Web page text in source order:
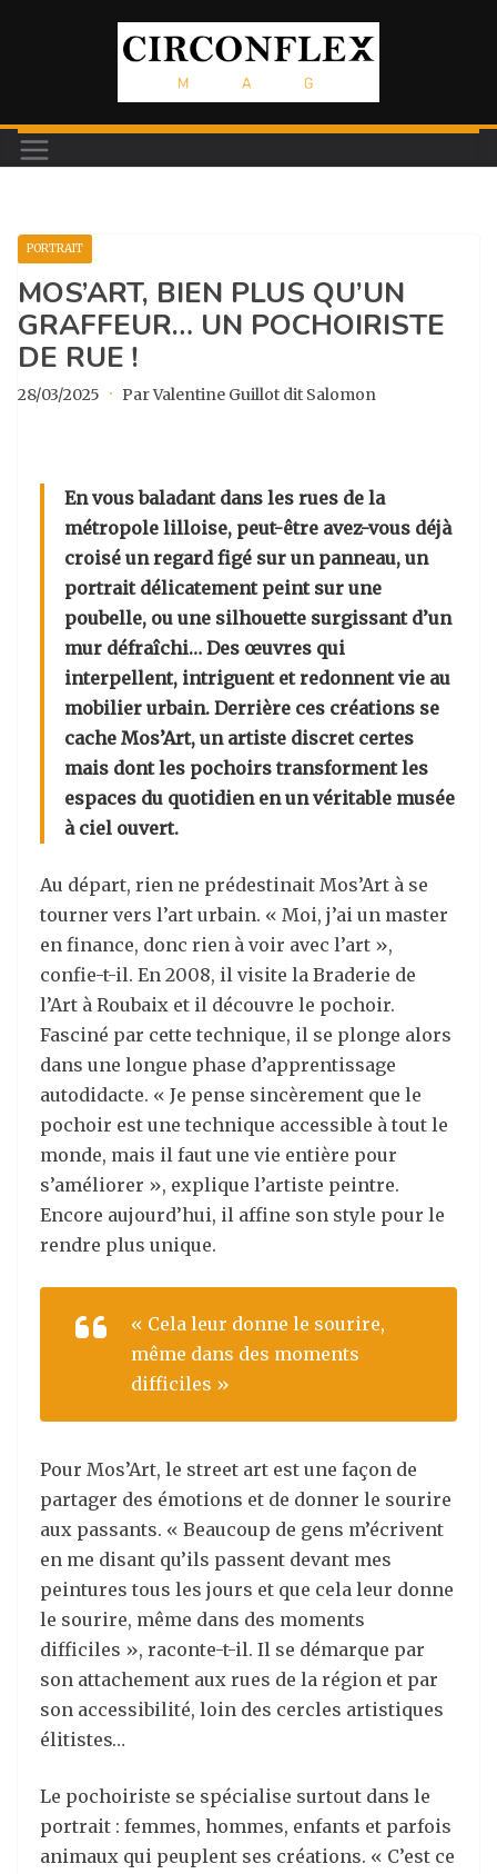
PORTRAIT
MOS’ART, BIEN PLUS QU’UN
GRAFFEUR… UN POCHOIRISTE
DE RUE !
28/03/2025 · Par Valentine Guillot dit Salomon
En vous baladant dans les rues de la
métropole lilloise, peut-être avez-vous déjà
croisé un regard figé sur un panneau, un
portrait délicatement peint sur une
poubelle, ou une silhouette surgissant d’un
mur défraîchi… Des œuvres qui
interpellent, intriguent et redonnent vie au
mobilier urbain. Derrière ces créations se
cache Mos’Art, un artiste discret certes
mais dont les pochoirs transforment les
espaces du quotidien en un véritable musée
à ciel ouvert.
Au départ, rien ne prédestinait Mos’Art à se
tourner vers l’art urbain. « Moi, j’ai un master
en finance, donc rien à voir avec l’art »,
confie-t-il. En 2008, il visite la Braderie de
l’Art à Roubaix et il découvre le pochoir.
Fasciné par cette technique, il se plonge alors
dans une longue phase d’apprentissage
autodidacte. « Je pense sincèrement que le
pochoir est une technique accessible à tout le
monde, mais il faut une vie entière pour
s’améliorer », explique l’artiste peintre.
Encore aujourd’hui, il affine son style pour le
rendre plus unique.
« Cela leur donne le sourire,
même dans des moments
difficiles »
Pour Mos’Art, le street art est une façon de
partager des émotions et de donner le sourire
aux passants. « Beaucoup de gens m’écrivent
en me disant qu’ils passent devant mes
peintures tous les jours et que cela leur donne
le sourire, même dans des moments
difficiles », raconte-t-il. Il se démarque par
son attachement aux rues de la région et par
son accessibilité, loin des cercles artistiques
élitistes…
Le pochoiriste se spécialise surtout dans le
portrait : femmes, hommes, enfants et parfois
animaux qui peuplent ses créations. « C’est ce